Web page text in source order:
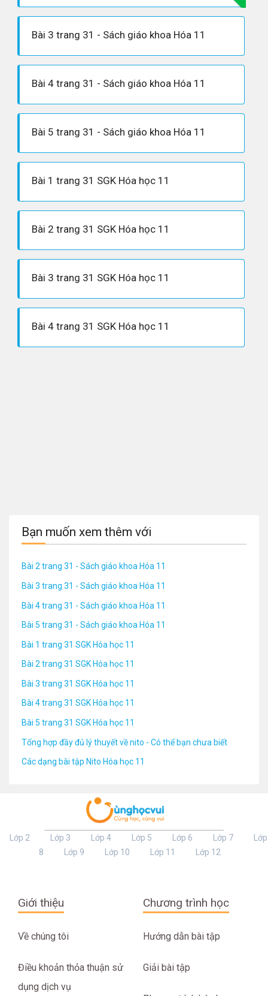
Bài 3 trang 31 - Sách giáo khoa Hóa 11
Bài 4 trang 31 - Sách giáo khoa Hóa 11
Bài 5 trang 31 - Sách giáo khoa Hóa 11
Bài 1 trang 31 SGK Hóa học 11
Bài 2 trang 31 SGK Hóa học 11
Bài 3 trang 31 SGK Hóa học 11
Bài 4 trang 31 SGK Hóa học 11
Bạn muốn xem thêm với
Bài 2 trang 31 - Sách giáo khoa Hóa 11
Bài 3 trang 31 - Sách giáo khoa Hóa 11
Bài 4 trang 31 - Sách giáo khoa Hóa 11
Bài 5 trang 31 - Sách giáo khoa Hóa 11
Bài 1 trang 31 SGK Hóa học 11
Bài 2 trang 31 SGK Hóa học 11
Bài 3 trang 31 SGK Hóa học 11
Bài 4 trang 31 SGK Hóa học 11
Bài 5 trang 31 SGK Hóa học 11
Tổng hợp đầy đủ lý thuyết về nito - Có thể bạn chưa biết
Các dạng bài tập Nito Hóa học 11
Lớp 2 Lớp 3 Lớp 4 Lớp 5 Lớp 6 Lớp 7
Lớp
8
Lớp 9 Lớp 10 Lớp 11 Lớp 12
Giới thiệu
Về chúng tôi
Điều khoản thỏa thuận sử
dụng dịch vụ
Chương trình học
Hướng dẫn bài tập
Giải bài tập